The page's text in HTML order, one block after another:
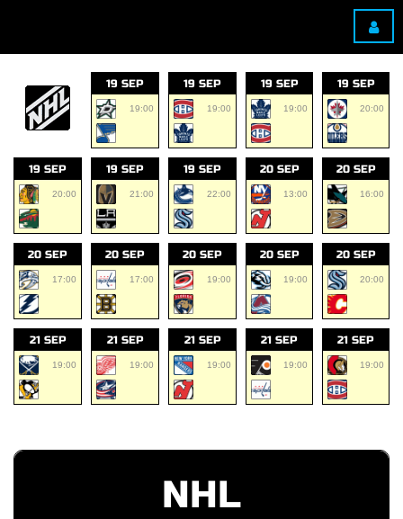
19 SEP
19:00
19 SEP
19:00
19 SEP
19:00
19 SEP
20:00
19 SEP
20:00
19 SEP
21:00
19 SEP
22:00
20 SEP
13:00
20 SEP
16:00
20 SEP
17:00
20 SEP
17:00
20 SEP
19:00
20 SEP
19:00
20 SEP
20:00
21 SEP
19:00
21 SEP
19:00
21 SEP
19:00
21 SEP
19:00
21 SEP
19:00
NHL